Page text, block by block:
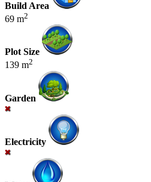
Build Area
69 m2
Plot Size
139 m2
Garden
Electricity